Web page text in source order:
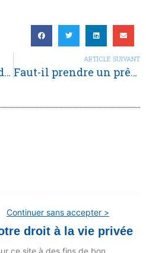
Avis CSF : primo accédants, achetez maintenant.
ARTICLE SUIVANT
Faut-il prendre un prêt relais ?
Article suivant
Continuer sans accepter >
droit à la vie privée
ce site à des fins de bon